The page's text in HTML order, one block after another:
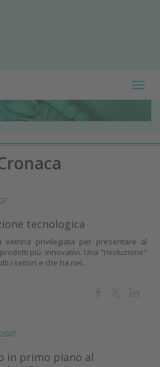
tecnologica
privilegiata per presentare al
più innovativi. Una "rivoluzione"
i settori e che ha nel...
in primo piano al